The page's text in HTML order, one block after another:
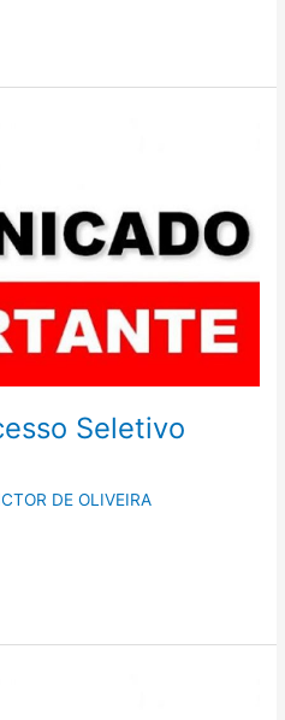
Seletivo
DE OLIVEIRA